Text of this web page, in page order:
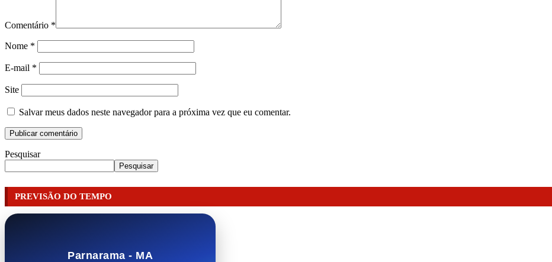
Comentário *
Nome *
E-mail *
Site
Salvar meus dados neste navegador para a próxima vez que eu comentar.
Pesquisar
Pesquisar
PREVISÃO DO TEMPO
Parnarama - MA